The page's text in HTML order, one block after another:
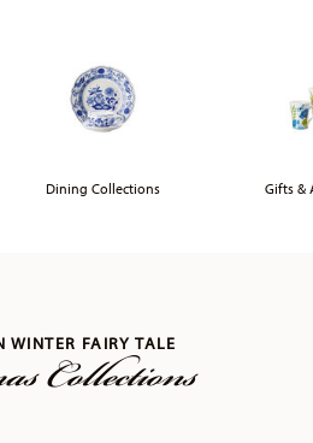
Dining Collections Gifts &
WINTER FAIRY TALE
Collections